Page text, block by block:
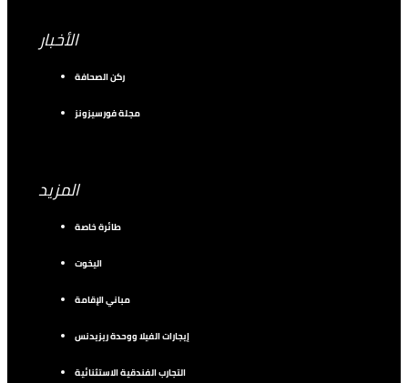
الأخبار
ركن الصحافة
مجلة فورسيزونز
المزيد
طائرة خاصة
اليخوت
مباني الإقامة
إيجارات الفيلا ووحدة ريزيدنس
التجارب الفندقية الاستثنائية